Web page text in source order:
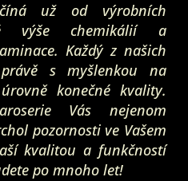
už od výrobních
výše chemikálií a
Každý z našich
s myšlenkou na
konečné kvality.
Vás nejenom
pozornosti ve Vašem
kvalitou a funkčností
po mnoho let!